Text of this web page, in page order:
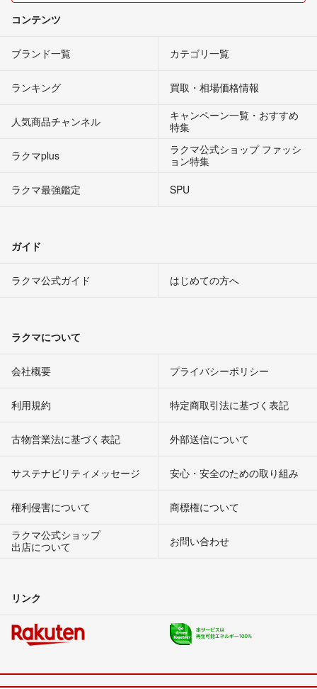
コンテンツ
ブランド一覧 カテゴリ一覧
ランキング 買取・相場価格情報
人気商品チャンネル
キャンペーン一覧・おすすめ
特集
ラクマplus
ラクマ公式ショップ ファッシ
ョン特集
ラクマ最強鑑定
SPU
ガイド
ラクマ公式ガイド はじめての方へ
ラクマについて
会社概要 プライバシーポリシー
利用規約 特定商取引法に基づく表記
古物営業法に基づく表記 外部送信について
サステナビリティメッセージ 安心・安全のための取り組み
権利侵害について
商標権について
ラクマ公式ショップ
出店について
お問い合わせ
リンク